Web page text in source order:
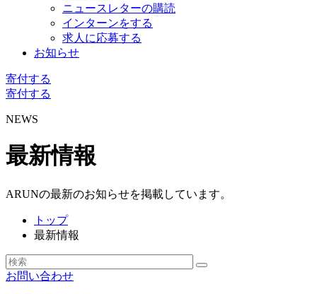
ニュースレターの購読
インターンをする
求人に応募する
お知らせ
寄付する
寄付する
NEWS
最新情報
ARUNの最新のお知らせを掲載しています。
トップ
最新情報
お問い合わせ